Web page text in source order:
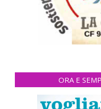
ORA E